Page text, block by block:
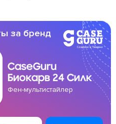
за бренд
CaseGuru
Биокарв 24 Силк
Фен-мультистайлер